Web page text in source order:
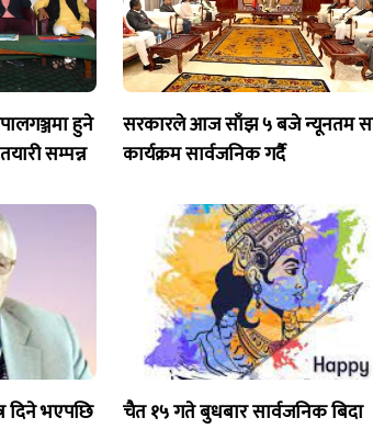
हुने
सम्पन्न
सरकारले आज साँझ ५ बजे न्यूनतम
कार्यक्रम सार्वजनिक गर्दै
दिने भएपछि
चैत १५ गते बुधबार सार्वजनिक बिदा